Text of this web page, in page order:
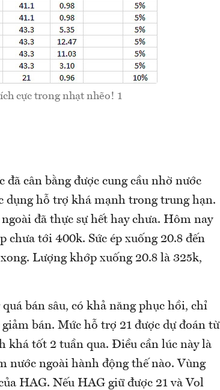
cực trong nhạt nhẽo! 1
đã cân bằng được cung cầu nhờ nước
dụng hỗ trợ khá mạnh trong trung hạn.
đã thực sự hết hay chưa. Hôm nay
tới 400k. Sức ép xuống 20.8 đến
Lượng khớp xuống 20.8 là 325k,
bán sâu, có khả năng phục hồi, chỉ
bán. Mức hỗ trợ 21 được dự đoán từ
khá tốt 2 tuần qua. Điều cần lúc này là
nước ngoài hành động thế nào. Vùng
HAG. Nếu HAG giữ được 21 và Vol